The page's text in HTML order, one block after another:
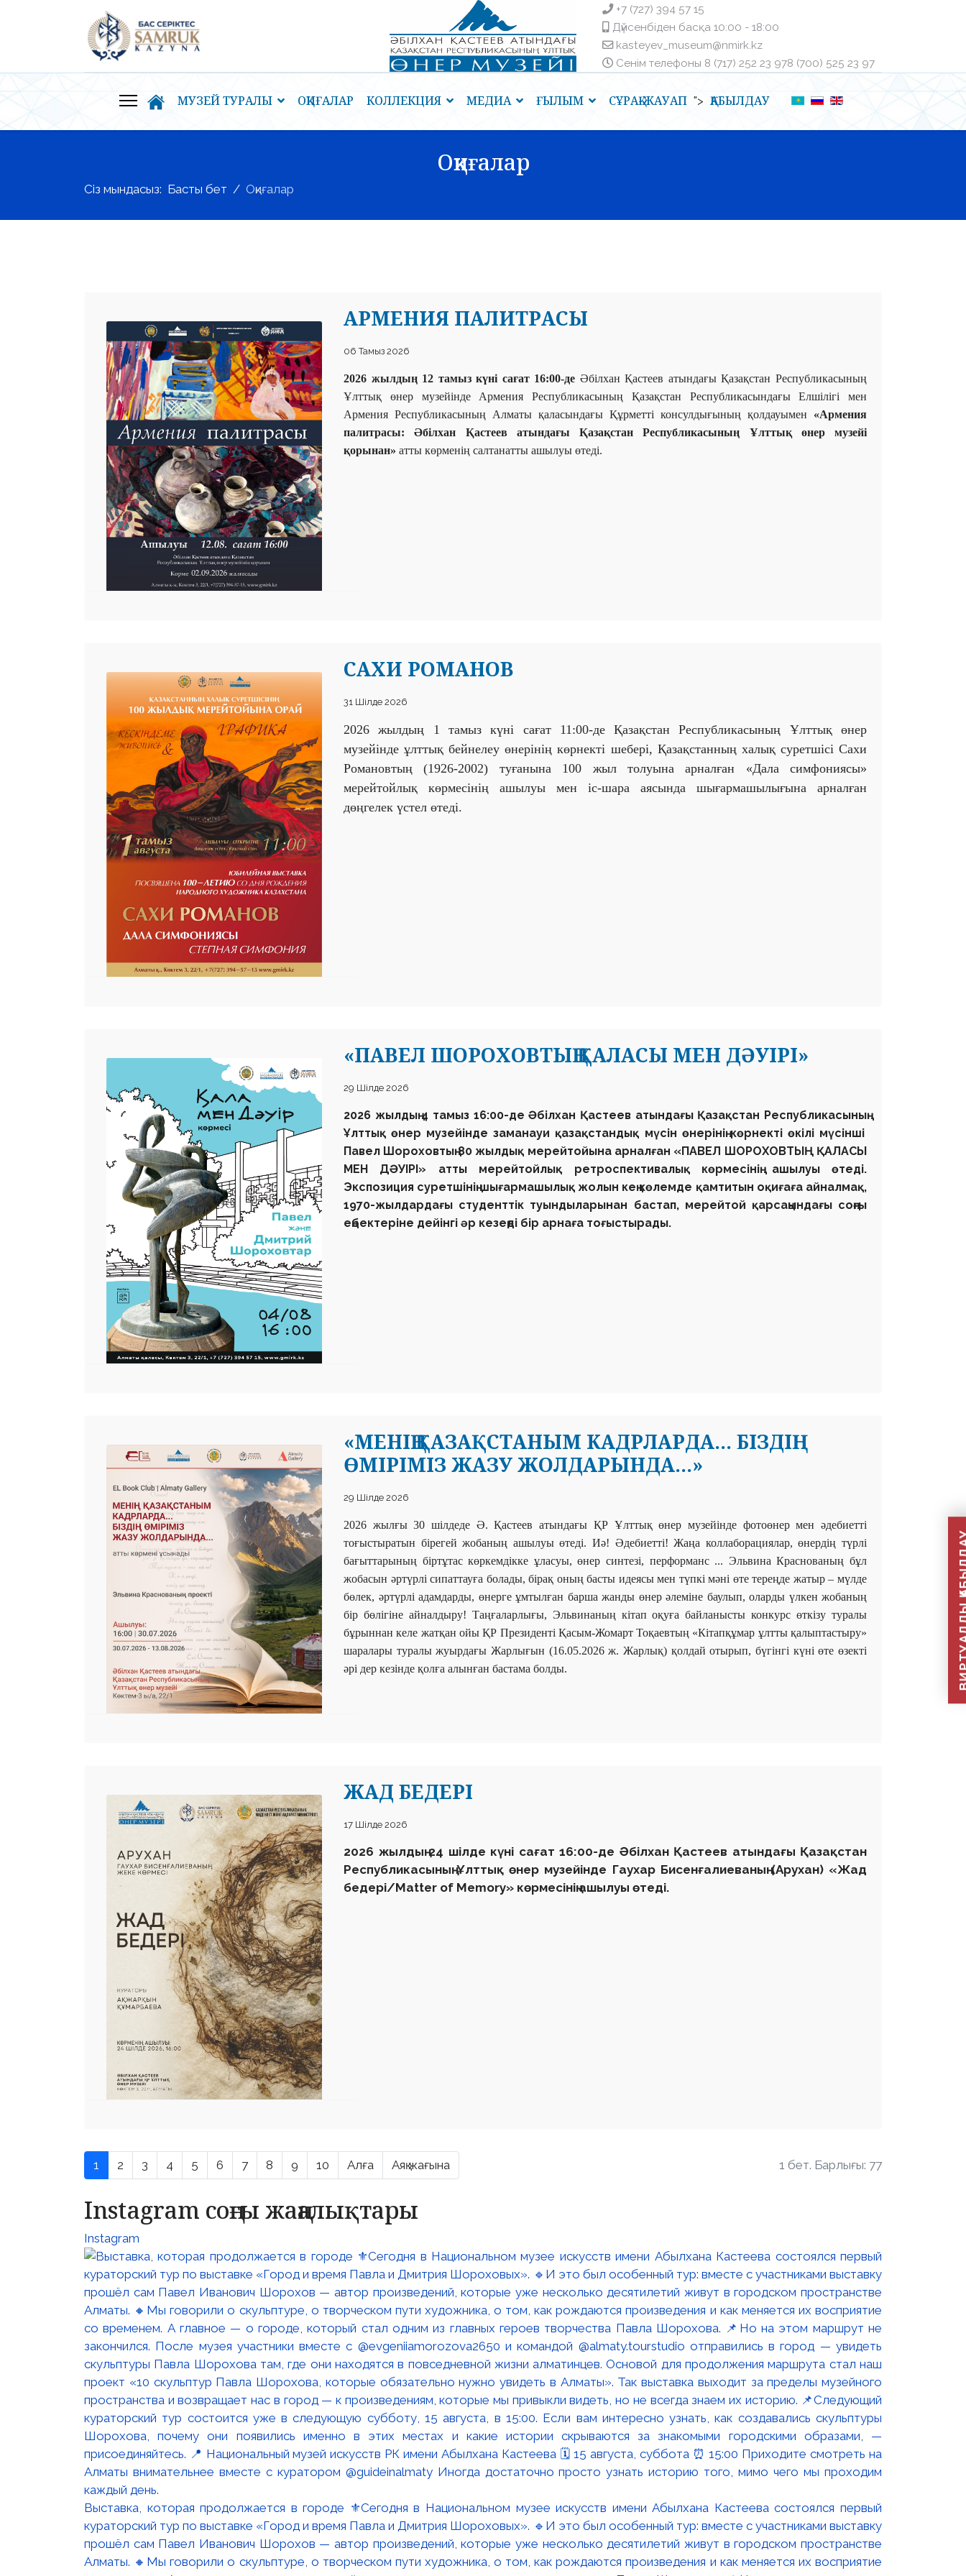
+7 (727) 394 57 15
Дүйсенбіден басқа ㅤ10:00 - 18:00
kasteyev_museum@nmirk.kz
Сенім телефоныㅤ 8 (717) 252 23 97ㅤ8 (700) 525 23 97
МУЗЕЙ ТУРАЛЫ ОҚИҒАЛАР КОЛЛЕКЦИЯ МЕДИА ҒЫЛЫМ СҰРАҚ-ЖАУАП "> ҚАБЫЛДАУ
Оқиғалар
Сіз мындасыз: Басты бет Оқиғалар
АРМЕНИЯ ПАЛИТРАСЫ
06 Тамыз 2026
2026 жылдың 12 тамыз күні сағат 16:00-де Әбілхан Қастеев атындағы Қазақстан Республикасының
Ұлттық өнер музейінде Армения Республикасының Қазақстан Республикасындағы Елшілігі мен
Армения Республикасының Алматы қаласындағы Құрметті консулдығының қолдауымен «Армения
палитрасы: Әбілхан Қастеев атындағы Қазақстан Республикасының Ұлттық өнер музейі
қорынан» атты көрменің салтанатты ашылуы өтеді.
САХИ РОМАНОВ
31 Шілде 2026
2026 жылдың 1 тамыз күні сағат 11:00-де Қазақстан Республикасының Ұлттық өнер
музейінде ұлттық бейнелеу өнерінің көрнекті шебері, Қазақстанның халық суретшісі Сахи
Романовтың (1926-2002) туғанына 100 жыл толуына арналған «Дала симфониясы»
мерейтойлық көрмесінің ашылуы мен іс-шара аясында шығармашылығына арналған
дөңгелек үстел өтеді.
«ПАВЕЛ ШОРОХОВТЫҢ ҚАЛАСЫ МЕН ДӘУІРІ»
29 Шілде 2026
2026 жылдың 4 тамыз 16:00-де Әбілхан Қастеев атындағы Қазақстан Республикасының
Ұлттық өнер музейінде заманауи қазақстандық мүсін өнерінің көрнекті өкілі мүсінші
Павел Шороховтың80 жылдық мерейтойына арналған «ПАВЕЛ ШОРОХОВТЫҢ ҚАЛАСЫ
МЕН ДӘУІРІ» атты мерейтойлық ретроспективалық көрмесінің ашылуы өтеді.
Экспозиция суретшінің шығармашылық жолын кең көлемде қамтитын оқиғаға айналмақ,
1970-жылдардағы студенттік туындыларынан бастап, мерейтой қарсаңындағы соңғы
еңбектеріне дейінгі әр кезеңді бір арнаға тоғыстырады.
«МЕНІҢ ҚАЗАҚСТАНЫМ КАДРЛАРДА... БІЗДІҢ
ӨМІРІМІЗ ЖАЗУ ЖОЛДАРЫНДА...»
29 Шілде 2026
2026 жылғы 30 шілдеде Ә. Қастеев атындағы ҚР Ұлттықөнер музейінде фотоөнер мен әдебиетті
тоғыстыратын бірегей жобаның ашылуы өтеді. Иә! Әдебиетті! Жаңа коллаборациялар, өнердің түрлі
бағыттарының біртұтас көркемдікке ұласуы, өнер синтезі, перформанс ... Эльвина Краснованың бұл
жобасын әртүрлі сипаттауға болады, бірақ оның басты идеясы мен түпкі мәні өте тереңде жатыр – мүлде
бөлек, әртүрлі адамдарды, өнерге ұмтылған барша жанды өнер әлеміне баулып, оларды үлкен жобаның
бір бөлігіне айналдыру! Таңғаларлығы, Эльвинаның кітап оқуға байланысты конкурс өткізу туралы
бұрыннан келе жатқан ойы ҚР Президенті Қасым-Жомарт Тоқаевтың «Кітапқұмар ұлтты қалыптастыру»
шаралары туралы жуырдағы Жарлығын (16.05.2026 ж. Жарлық) қолдай отырып, бүгінгі күні өте өзекті
әрі дер кезінде қолға алынған бастама болды.
ЖАД БЕДЕРІ
17 Шілде 2026
2026 жылдың 24 шілде күні сағат 16:00-де Әбілхан Қастеев атындағы Қазақстан
Республикасының Ұлттық өнер музейінде Гаухар Бисенғалиеваның (Арухан) «Жад
бедері/Matter of Memory» көрмесінің ашылуы өтеді.
1 2 3 4 5 6 7 8 9 10 Алға Аяқ жағына 1 бет. Барлығы: 77
Instagram соңғы жаңалықтары
Instagram
Выставка, которая продолжается в городе ⚜️Сегодня в Национальном музее искусств имени Абылхана Кастеева состоялся первый
кураторский тур по выставке «Город и время Павла и Дмитрия Шороховых». 🔹И это был особенный тур: вместе с участниками выставку
прошёл сам Павел Иванович Шорохов — автор произведений, которые уже несколько десятилетий живут в городском пространстве
Алматы. 🔸Мы говорили о скульптуре, о творческом пути художника, о том, как рождаются произведения и как меняется их восприятие